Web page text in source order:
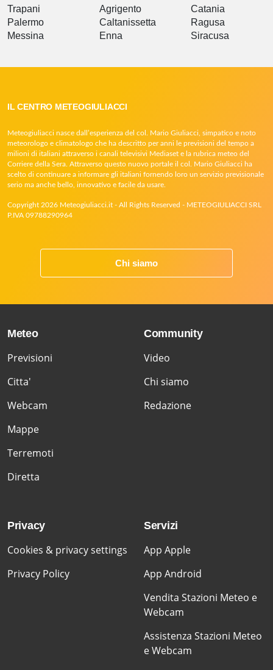
Trapani
Palermo
Messina
Agrigento
Caltanissetta
Enna
Catania
Ragusa
Siracusa
IL CENTRO METEOGIULIACCI
Meteogiuliacci nasce dall’esperienza del col. Mario Giuliacci, simpatico e noto
meteorologo e climatologo che ha descritto per anni le previsioni del tempo a
milioni di italiani attraverso i canali televisivi Mediaset e la rubrica meteo del
Corriere della Sera. Attraverso questo nuovo portale il col. Mario Giuliacci ha
scelto di continuare a informare gli italiani fornendo loro un servizio previsionale
serio ma anche bello, innovativo e facile da usare.
Copyright 2026 Meteogiuliacci.it - All Rights Reserved - METEOGIULIACCI SRL
P.IVA 09788290964
Chi siamo
Meteo
Previsioni
Citta'
Webcam
Mappe
Terremoti
Diretta
Community
Video
Chi siamo
Redazione
Privacy
Cookies & privacy settings
Privacy Policy
Servizi
App Apple
App Android
Vendita Stazioni Meteo e
Webcam
Assistenza Stazioni Meteo
e Webcam